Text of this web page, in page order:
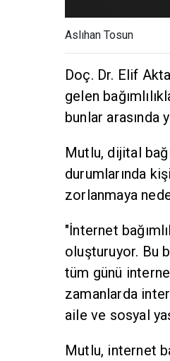
Aslıhan Tosun
Doç. Dr. Elif
gelen
bunlar arasında
Mutlu, dijital
durumlarında
zorlanmaya
"İnternet
oluşturuyor. Bu
tüm günü
zamanlarda
aile ve sosyal
Mutlu, internet